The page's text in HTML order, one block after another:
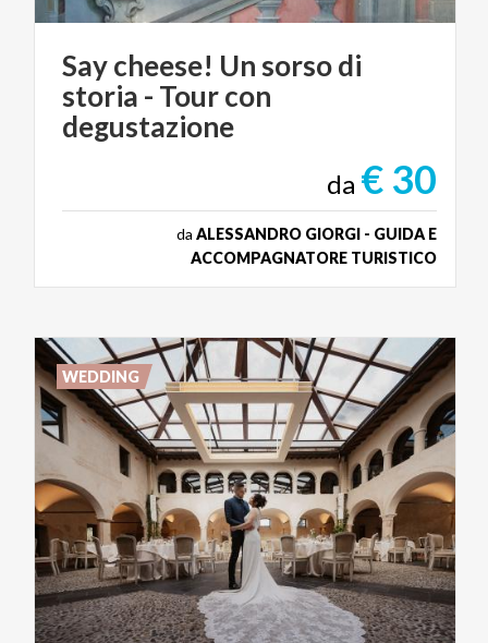
Say cheese! Un sorso di
storia - Tour con
degustazione
da € 30
da ALESSANDRO GIORGI - GUIDA E
ACCOMPAGNATORE TURISTICO
WEDDING